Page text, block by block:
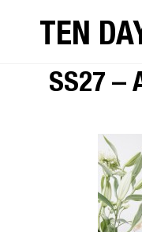
TEN
SS27 –